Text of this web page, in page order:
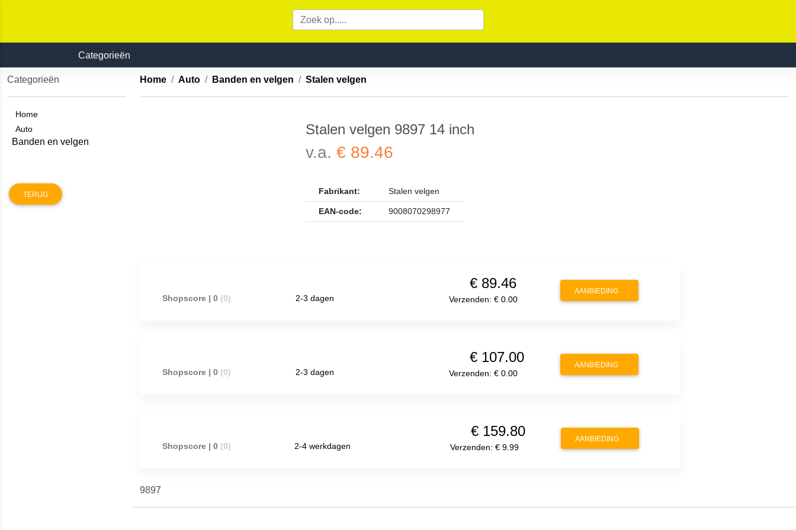
Categorieën
Categorieën
Home
Auto
Banden en velgen
TERUG
Home Auto Banden en velgen Stalen velgen
Stalen velgen 9897 14 inch
v.a. € 89.46
Fabrikant:
Stalen velgen
EAN-code:
9008070298977
Shopscore | 0(0) 2-3 dagen
€ 89.46
Verzenden: € 0.00
AANBIEDING
Shopscore | 0(0) 2-3 dagen
€ 107.00
Verzenden: € 0.00
AANBIEDING
2-4 werkdagen
€ 159.80